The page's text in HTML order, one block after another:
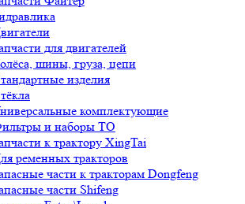
для двигателей
шины, груза, цепи
изделия
комплектующие
и наборы ТО
к трактору XingTai
ременных тракторов
части к тракторам Dongfeng
части Shifeng